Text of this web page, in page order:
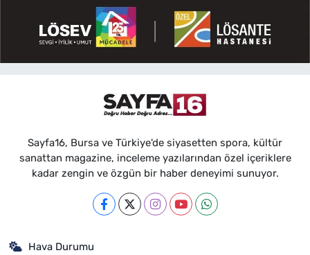
Sayfa16, Bursa ve Türkiye'de siyasetten spora, kültür
sanattan magazine, inceleme yazılarından özel içeriklere
kadar zengin ve özgün bir haber deneyimi sunuyor.
Hava Durumu